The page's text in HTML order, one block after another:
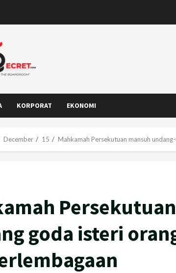
KORPORAT EKONOMI
December 15 Mahkamah Persekutuan mansuh
goda isteri